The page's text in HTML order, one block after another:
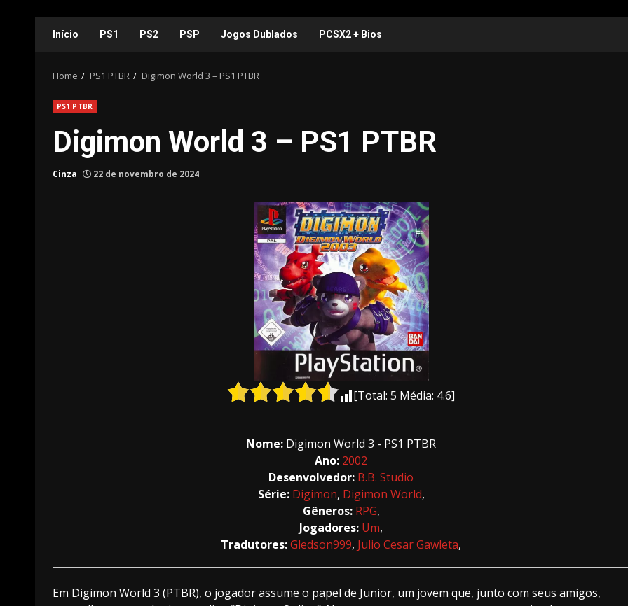
Início PS1 PS2 PSP Jogos Dublados PCSX2 + Bios
Home PS1 PTBR Digimon World 3 – PS1 PTBR
PS1 PTBR
Digimon World 3 – PS1 PTBR
Cinza 22 de novembro de 2024
[Total:5 Média: 4.6]
Nome: Digimon World 3 - PS1 PTBR
Ano: 2002
Desenvolvedor: B.B. Studio
Série: Digimon, Digimon World,
Gêneros: RPG,
Jogadores: Um,
Tradutores:Gledson999, Julio Cesar Gawleta,
Em Digimon World 3 (PTBR), o jogador assume o papel de Junior, um jovem que, junto com seus amigos,